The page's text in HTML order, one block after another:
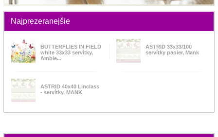
Najprezeranejšie
BUTTERFLIES IN FIELD
white 33x33 servítky,
Ambie...
ASTRID 33x33/100
servítky papier, Mank
ASTRID 40x40 Linclass
- servítky, MANK